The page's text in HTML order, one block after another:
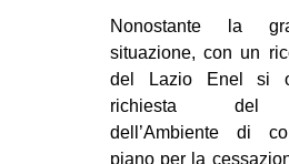
in
Fb
tw
Nonostante la
situazione, con un
del Lazio Enel si
richiesta del
dell’Ambiente di
piano per la